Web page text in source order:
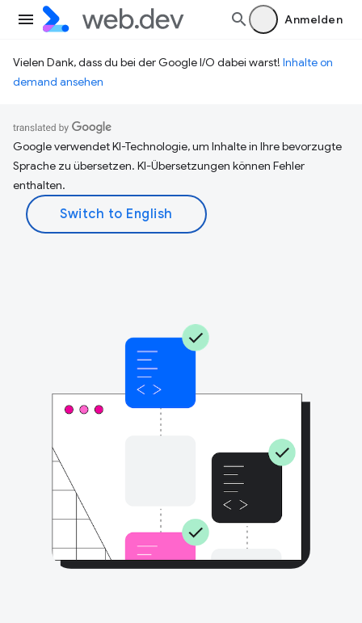
Anmelden
Vielen Dank, dass du bei der Google I/O dabei warst! Inhalte on
demand ansehen
Google verwendet KI-Technologie, um Inhalte in Ihre bevorzugte
Sprache zu übersetzen. KI-Übersetzungen können Fehler
enthalten.